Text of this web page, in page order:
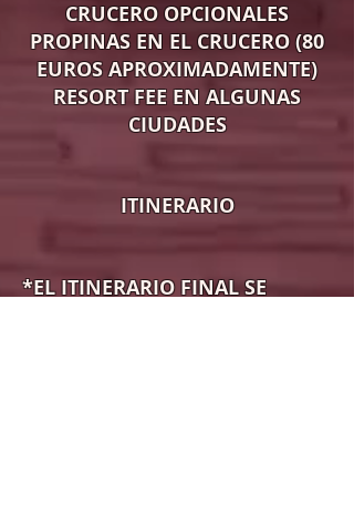
CRUCERO OPCIONALES
PROPINAS EN EL CRUCERO (80
EUROS APROXIMADAMENTE)
RESORT FEE EN ALGUNAS
CIUDADES
ITINERARIO
*EL ITINERARIO FINAL SE